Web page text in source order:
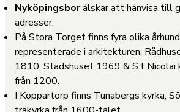
Nyköpingsborälskar att hänvisa till
adresser.
På Stora Torget finns fyra olika
representerade i arkitekturen.
1810, Stadshuset 1969 & S:t Nicolai
från 1200.
I Koppartorp finns Tunabergs kyrka,